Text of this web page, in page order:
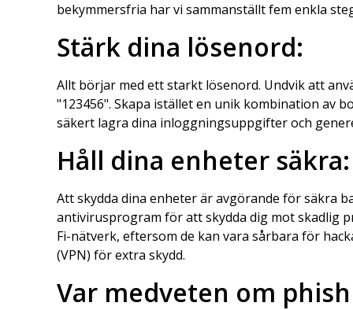
bekymmersfria har vi sammanställt fem enkla
Stärk dina lösenord:
Allt börjar med ett starkt lösenord. Undvik att
"123456". Skapa istället en unik kombination av
säkert lagra dina inloggningsuppgifter och
Håll dina enheter säkra:
Att skydda dina enheter är avgörande för säkra
antivirusprogram för att skydda dig mot skadlig
Fi-nätverk, eftersom de kan vara sårbara för
(VPN) för extra skydd.
Var medveten om